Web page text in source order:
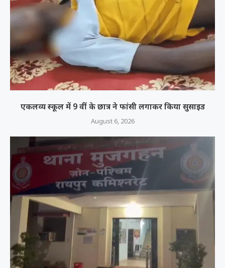
एकलव्य स्कूल में 9 वीं के छात्र ने फांसी लगाकर किया सुसाइड
August 6, 2026